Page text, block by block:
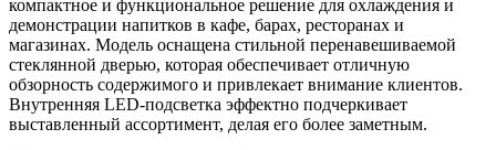
компактное и функциональное решение для охлаждения и
демонстрации напитков в кафе, барах, ресторанах и
магазинах. Модель оснащена стильной перенавешиваемой
стеклянной дверью, которая обеспечивает отличную
обзорность содержимого и привлекает внимание клиентов.
Внутренняя LED-подсветка эффектно подчеркивает
выставленный ассортимент, делая его более заметным.